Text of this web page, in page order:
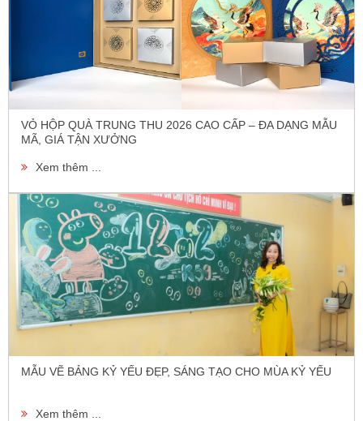
VỎ HỘP QUÀ TRUNG THU 2026 CAO CẤP – ĐA DẠNG MẪU
MÃ, GIÁ TẬN XƯỞNG
Xem thêm ...
MẪU VẼ BẢNG KỶ YẾU ĐẸP, SÁNG TẠO CHO MÙA KỶ YẾU
Xem thêm ...